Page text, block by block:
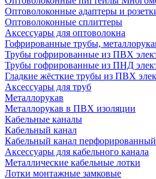
Оптоволоконные адаптеры и
Оптоволоконные сплиттеры
Аксессуары для оптоволокна
Гофрированные трубы,
Трубы гофрированные из ПВХ
Трубы гофрированные из ПНД
Гладкие жёсткие трубы из ПВХ
Аксессуары для труб
Металлорукав
Металлорукав в ПВХ изоляции
Кабельные каналы
Кабельный канал
Кабельный канал перфорированный
Аксессуары для кабельного канала
Металлические кабельные лотки
Лотки монтажные замковые